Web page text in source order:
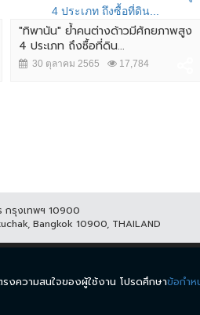
"ทิพานัน" ย้ำคนต่างด้าวมีศักยภาพสูง
4 ประเภท ถึงซื้อที่ดิน...
30 ตุลาคม 2565 17,784
กรุงเทพฯ 10900
Bangkok 10900, THAILAND
งความสนใจของผู้ใช้งาน โปรดศึกษาข้อกำห